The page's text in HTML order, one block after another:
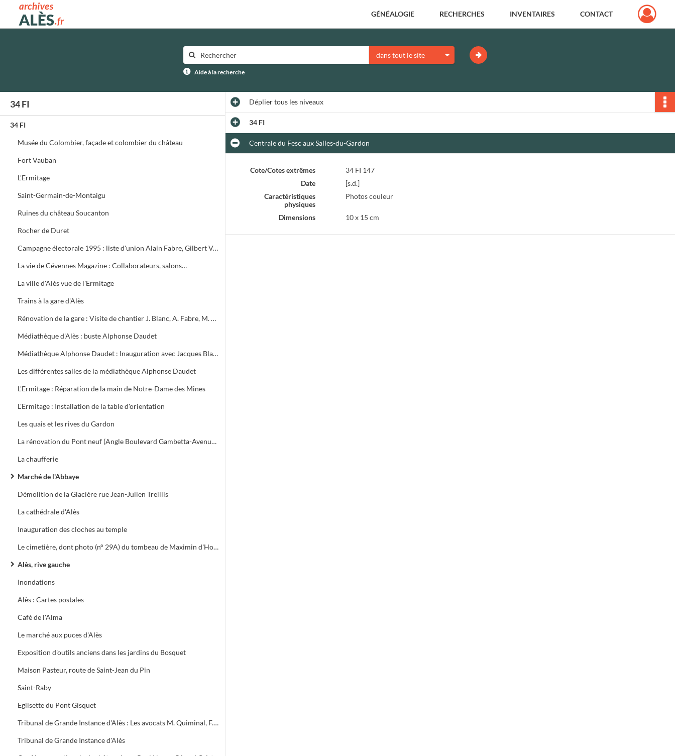
Archives municipales d'Alès GÉNÉALOGIE RECHERCHES INVENTAIRES CONTACT
dans tout le site
Aide à la recherche
34 FI
34 FI
Musée du Colombier, façade et colombier du château
Fort Vauban
L'Ermitage
Saint-Germain-de-Montaigu
Ruines du château Soucanton
Rocher de Duret
Campagne électorale 1995 : liste d'union Alain Fabre, Gilbert Vezon, Max Roustan
La vie de Cévennes Magazine : Collaborateurs, salons…
La ville d'Alès vue de l'Ermitage
Trains à la gare d'Alès
Rénovation de la gare : Visite de chantier J. Blanc, A. Fabre, M. Roustan, J. Danilet
Médiathèque d'Alès : buste Alphonse Daudet
Médiathèque Alphonse Daudet : Inauguration avec Jacques Blanc, Max Roustan, Raymond Castan
Les différentes salles de la médiathèque Alphonse Daudet
L'Ermitage : Réparation de la main de Notre-Dame des Mines
L'Ermitage : Installation de la table d'orientation
Les quais et les rives du Gardon
La rénovation du Pont neuf (Angle Boulevard Gambetta-Avenue Carnot)
La chaufferie
Marché de l'Abbaye
Démolition de la Glacière rue Jean-Julien Treillis
La cathédrale d'Alès
Inauguration des cloches au temple
Le cimetière, dont photo (n° 29A) du tombeau de Maximin d'Hombres
Alès, rive gauche
Inondations
Alès : Cartes postales
Café de l'Alma
Le marché aux puces d'Alès
Exposition d'outils anciens dans les jardins du Bosquet
Maison Pasteur, route de Saint-Jean du Pin
Saint-Raby
Eglisette du Pont Gisquet
Tribunal de Grande Instance d'Alès : Les avocats M. Quiminal, F. Gilles, G. Vezon, N. Tria, le président Thierry Ghem
Tribunal de Grande Instance d'Alès
Dépliertous les niveaux
34 FI
Centrale du Fesc aux Salles-du-Gardon
Cote/Cotes extrêmes
34 FI 147
Date
[s.d.]
Caractéristiques
physiques
Photos couleur
Dimensions 10 x 15 cm